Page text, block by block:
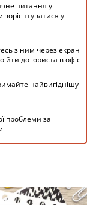
питання у
у
з ним через екран
йти до юриста в офіс
найвигіднішу
проблеми за